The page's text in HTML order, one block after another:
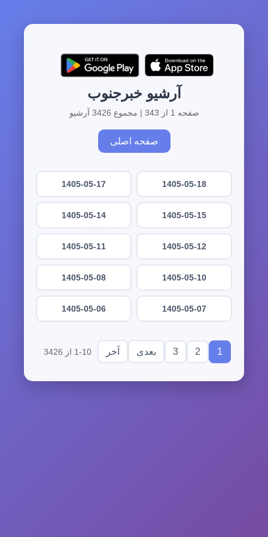
آرشیو خبرجنوب
صفحه 1 از 343 | مجموع 3426 آرشیو
صفحه اصلی
1405-05-18
1405-05-17
1405-05-15
1405-05-14
1405-05-12
1405-05-11
1405-05-10
1405-05-08
1405-05-07
1405-05-06
1
2
3 بعدی آخر 1-10 از 3426